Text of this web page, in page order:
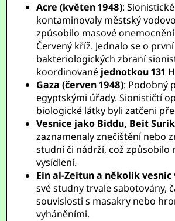
Acre (květen 1948):
kontaminovaly městský
způsobilo masové
Červený kříž. Jednalo se o
bakteriologických zbraní
koordinované jednotkou 131
Gaza (červen 1948): Podobný
egyptskými úřady. Sionističtí
biologické látky byli zatčeni
Vesnice jako Biddu, Beit Surik
zaznamenaly znečištění nebo
studní či nádrží, což způsobilo
vysídlení.
Ein al-Zeitun a několik vesnic
své studny trvale sabotovány,
souvislosti s masakry nebo
vyháněními.